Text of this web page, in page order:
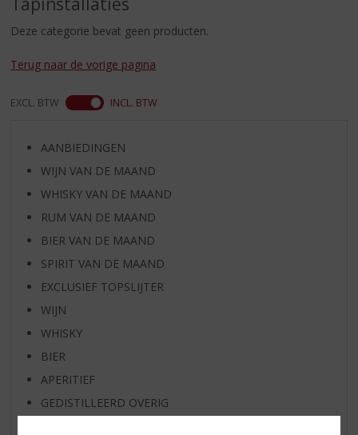
r
n
n
Deze categorie bevat geen producten.
Terug naar de vorige pagina
EXCL. BTW INCL. BTW
AANBIEDINGEN
WIJN VAN DE MAAND
WHISKY VAN DE MAAND
RUM VAN DE MAAND
BIER VAN DE MAAND
SPIRIT VAN DE MAAND
EXCLUSIEF TOPSLIJTER
WIJN
WHISKY
BIER
APERITIEF
GEDISTILLEERD OVERIG